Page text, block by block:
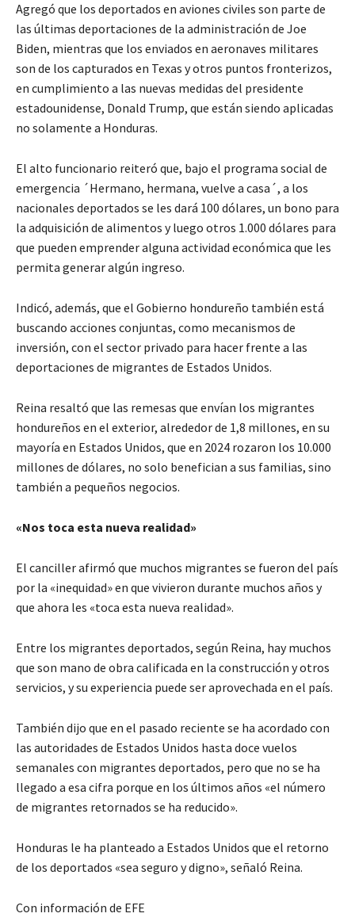
Agregó que los deportados en aviones civiles son parte de
las últimas deportaciones de la administración de Joe
Biden, mientras que los enviados en aeronaves militares
son de los capturados en Texas y otros puntos fronterizos,
en cumplimiento a las nuevas medidas del presidente
estadounidense, Donald Trump, que están siendo aplicadas
no solamente a Honduras.
El alto funcionario reiteró que, bajo el programa social de
emergencia ´Hermano, hermana, vuelve a casa´, a los
nacionales deportados se les dará 100 dólares, un bono para
la adquisición de alimentos y luego otros 1.000 dólares para
que pueden emprender alguna actividad económica que les
permita generar algún ingreso.
Indicó, además, que el Gobierno hondureño también está
buscando acciones conjuntas, como mecanismos de
inversión, con el sector privado para hacer frente a las
deportaciones de migrantes de Estados Unidos.
Reina resaltó que las remesas que envían los migrantes
hondureños en el exterior, alrededor de 1,8 millones, en su
mayoría en Estados Unidos, que en 2024 rozaron los 10.000
millones de dólares, no solo benefician a sus familias, sino
también a pequeños negocios.
«Nos toca esta nueva realidad»
El canciller afirmó que muchos migrantes se fueron del país
por la «inequidad» en que vivieron durante muchos años y
que ahora les «toca esta nueva realidad».
Entre los migrantes deportados, según Reina, hay muchos
que son mano de obra calificada en la construcción y otros
servicios, y su experiencia puede ser aprovechada en el país.
También dijo que en el pasado reciente se ha acordado con
las autoridades de Estados Unidos hasta doce vuelos
semanales con migrantes deportados, pero que no se ha
llegado a esa cifra porque en los últimos años «el número
de migrantes retornados se ha reducido».
Honduras le ha planteado a Estados Unidos que el retorno
de los deportados «sea seguro y digno», señaló Reina.
Con información de EFE